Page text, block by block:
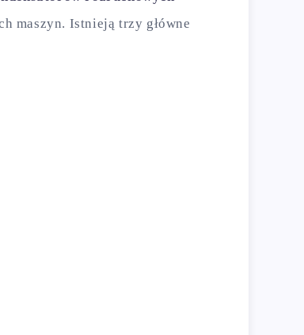
maszyn. Istnieją trzy główne